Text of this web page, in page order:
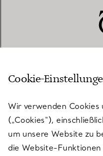
KUNDENSERVICE
SERVICES
Cookie-
Wir verwenden Cookies
(„Cookies“),
um unsere Website zu
die Website-